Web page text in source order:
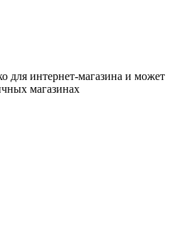
для интернет-магазина и может
магазинах